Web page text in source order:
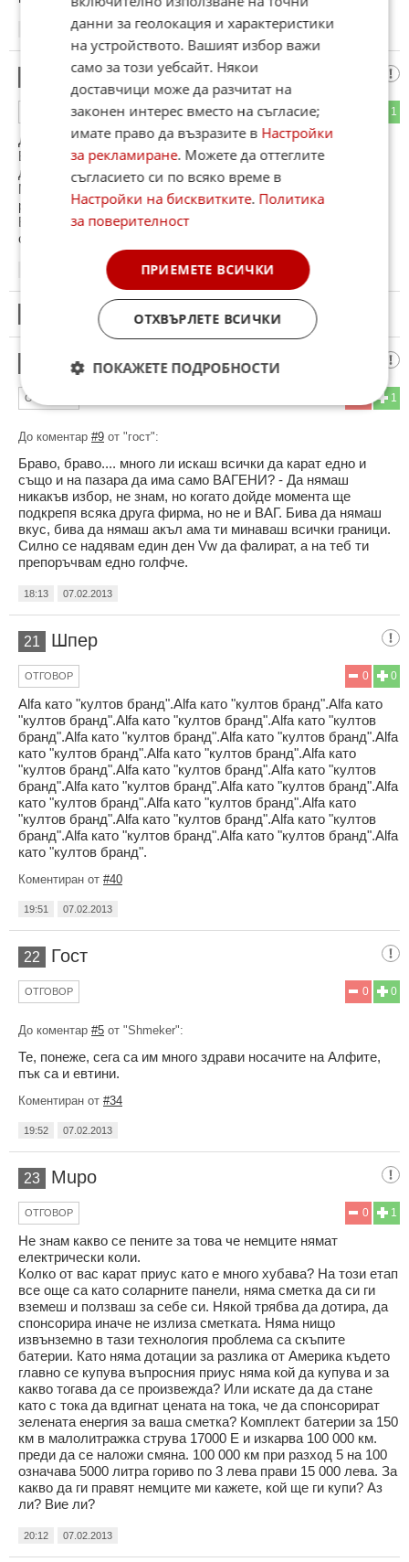
07.02.2013
Пешо
1
ОТГОВОР
Дано Фиат да продадат АлфаРомео .
Без това са в фалит и ако не дойдат пари от някъде няма
да съществува Фиат .
Може да са им грозни и чупливи колите, но трябва да има
реална конкуренция .
Без конкуренция на пазара , цените ще скочат на новите и
старите коли.
07.02.2013
Този коментар е премахнат от модератор.
М_SUX
1
ОТГОВОР
До коментар #9 от "гост":
Браво, браво.... много ли искаш всички да карат едно и
също и на пазара да има само ВАГЕНИ? - Да нямаш
никакъв избор, не знам, но когато дойде момента ще
подкрепя всяка друга фирма, но не и ВАГ. Бива да нямаш
вкус, бива да нямаш акъл ама ти минаваш всички граници.
Силно се надявам един ден Vw да фалират, а на теб ти
препоръчвам едно голфче.
18:13 07.02.2013
21 Шпер
0
0
ОТГОВОР
Alfa като "култов бранд".Alfa като "култов бранд".Alfa като
"култов бранд".Alfa като "култов бранд".Alfa като "култов
бранд".Alfa като "култов бранд".Alfa като "култов бранд".Alfa
като "култов бранд".Alfa като "култов бранд".Alfa като
"култов бранд".Alfa като "култов бранд".Alfa като "култов
бранд".Alfa като "култов бранд".Alfa като "култов бранд".Alfa
като "култов бранд".Alfa като "култов бранд".Alfa като
"култов бранд".Alfa като "култов бранд".Alfa като "култов
бранд".Alfa като "култов бранд".Alfa като "култов бранд".Alfa
като "култов бранд".
Коментиран от #40
19:51 07.02.2013
22 Гост
0
0
ОТГОВОР
До коментар #5 от "Shmeker":
Те, понеже, сега са им много здрави носачите на Алфите,
пък са и евтини.
Коментиран от #34
19:52 07.02.2013
23 Mupo
1
0
ОТГОВОР
Не знам какво се пените за това че немците нямат
електрически коли.
Колко от вас карат приус като е много хубава? На този етап
все още са като соларните панели, няма сметка да си ги
вземеш и ползваш за себе си. Някой трябва да дотира, да
спонсорира иначе не излиза сметката. Няма нищо
извънземно в тази технология проблема са скъпите
батерии. Като няма дотации за разлика от Америка където
главно се купува въпросния приус няма кой да купува и за
какво тогава да се произвежда? Или искате да да стане
като с тока да вдигнат цената на тока, че да спонсорират
зелената енергия за ваша сметка? Комплект батерии за 150
км в малолитражка струва 17000 Е и изкарва 100 000 км.
преди да се наложи смяна. 100 000 км при разход 5 на 100
означава 5000 литра гориво по 3 лева прави 15 000 лева. За
какво да ги правят немците ми кажете, кой ще ги купи? Аз
ли? Вие ли?
20:12 07.02.2013
данни за геолокация и характеристики
на устройството. Вашият избор важи
само за този уебсайт. Някои
доставчици може да разчитат на
законен интерес вместо на съгласие;
имате право да възразите в Настройки
за рекламиране. Можете да оттеглите
съгласието си по всяко време в
Настройки на бисквитките. Политика
за поверителност
ПРИЕМЕТЕ ВСИЧКИ
ОТХВЪРЛЕТЕ ВСИЧКИ
ПОКАЖЕТЕ ПОДРОБНОСТИ